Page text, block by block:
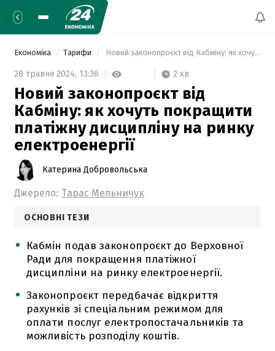
Економіка Тарифи Новий законопроєкт від Кабміну: як хочуть покращити платіжну дисципліну на ринку електроенергії
28 травня 2024, 13:36 2 хв
Новий законопроєкт від
Кабміну: як хочуть покращити
платіжну дисципліну на ринку
електроенергії
Катерина Добровольська
Джерело: Тарас Мельничук
ОСНОВНІ ТЕЗИ
Кабмін подав законопроєкт до Верховної
Ради для покращення платіжної
дисципліни на ринку електроенергії.
Законопроєкт передбачає відкриття
рахунків зі спеціальним режимом для
оплати послуг електропостачальників та
можливість розподілу коштів.